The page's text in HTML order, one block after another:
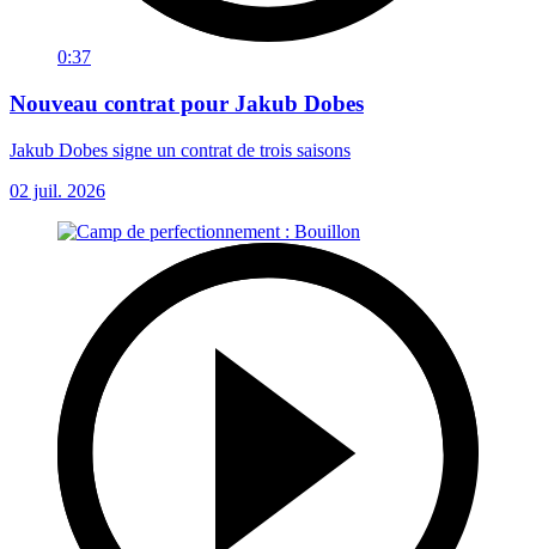
0:37
Nouveau contrat pour Jakub Dobes
Jakub Dobes signe un contrat de trois saisons
02 juil. 2026